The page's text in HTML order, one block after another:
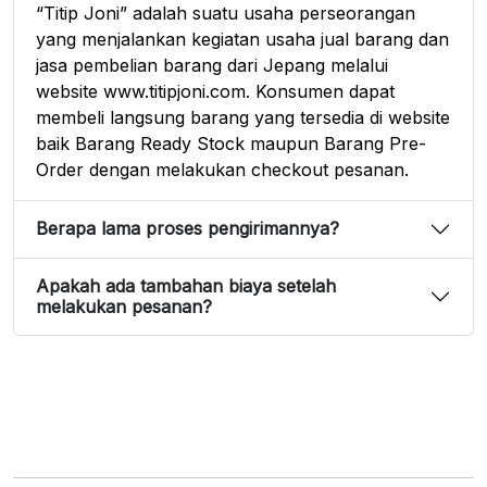
“Titip Joni” adalah suatu usaha perseorangan
yang menjalankan kegiatan usaha jual barang dan
jasa pembelian barang dari Jepang melalui
website www.titipjoni.com. Konsumen dapat
membeli langsung barang yang tersedia di website
baik Barang Ready Stock maupun Barang Pre-
Order dengan melakukan checkout pesanan.
Berapa lama proses pengirimannya?
Apakah ada tambahan biaya setelah
melakukan pesanan?